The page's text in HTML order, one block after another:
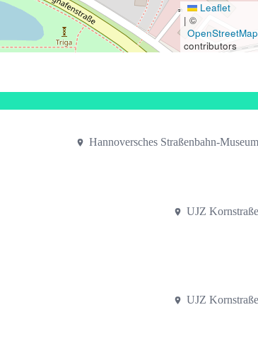
Leaflet
| ©
OpenStreetMap
contributors
Hannoversches Straßenbahn-Museum
UJZ Kornstraße
UJZ Kornstraße